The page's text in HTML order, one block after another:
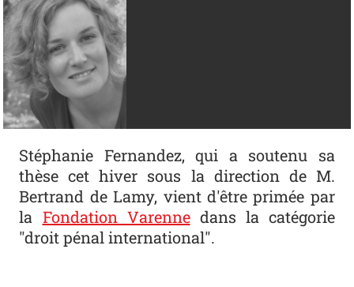
Stéphanie Fernandez, qui a soutenu sa
thèse cet hiver sous la direction de M.
Bertrand de Lamy, vient d'être primée par
la Fondation Varennedans la catégorie
"droit pénal international".